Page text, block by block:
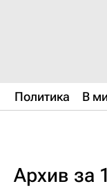
Политика В
Архив за